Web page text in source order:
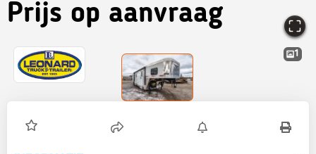
Prijs op aanvraag
1